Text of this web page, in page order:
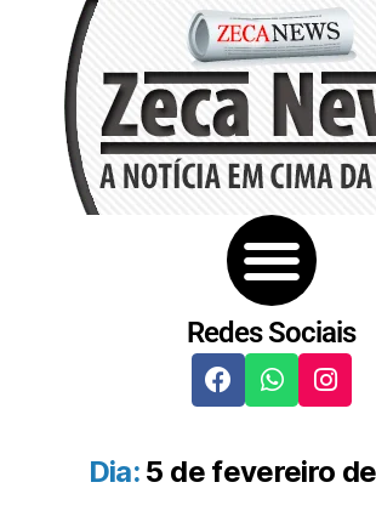
Redes Sociais
Dia: 5 de fevereiro